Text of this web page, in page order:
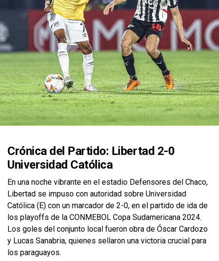
Crónica del Partido: Libertad 2-0
Universidad Católica
En una noche vibrante en el estadio Defensores del Chaco,
Libertad se impuso con autoridad sobre Universidad
Católica (E) con un marcador de 2-0, en el partido de ida de
los playoffs de la CONMEBOL Copa Sudamericana 2024.
Los goles del conjunto local fueron obra de Óscar Cardozo
y Lucas Sanabria, quienes sellaron una victoria crucial para
los paraguayos.